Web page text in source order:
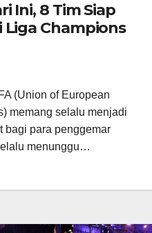
Ini, 8 Tim Siap
Champions
(Union of European
memang selalu menjadi
bagi para penggemar
menunggu…